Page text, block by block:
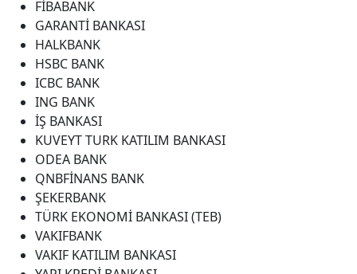
FİBABANK
GARANTİ BANKASI
HALKBANK
HSBC BANK
ICBC BANK
ING BANK
İŞ BANKASI
KUVEYT TURK KATILIM BANKASI
ODEA BANK
QNBFİNANS BANK
ŞEKERBANK
TÜRK EKONOMİ BANKASI (TEB)
VAKIFBANK
VAKIF KATILIM BANKASI